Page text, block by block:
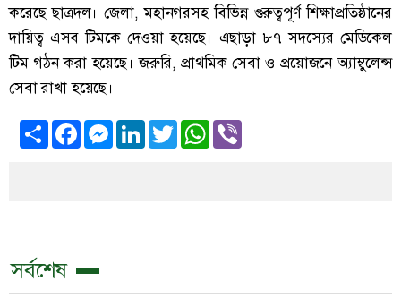
করেছে ছাত্রদল। জেলা, মহানগরসহ বিভিন্ন গুরুত্বপূর্ণ শিক্ষাপ্রতিষ্ঠানের
দায়িত্ব এসব টিমকে দেওয়া হয়েছে। এছাড়া ৮৭ সদস্যের মেডিকেল
টিম গঠন করা হয়েছে। জরুরি, প্রাথমিক সেবা ও প্রয়োজনে অ্যাম্বুলেন্স
সেবা রাখা হয়েছে।
ShareFacebookMessenger
LinkedInTwitterWhatsApp
সর্বশেষ